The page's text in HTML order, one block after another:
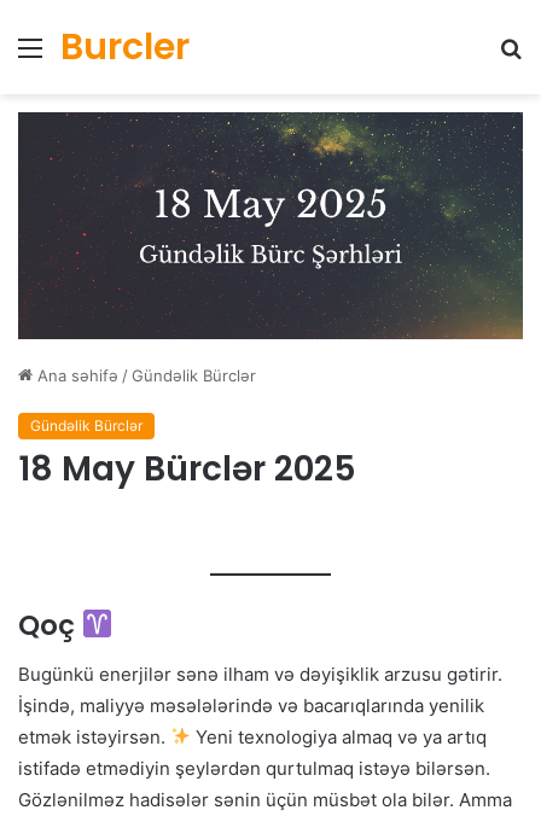
Menyu
Burcler
Ana səhifə /Gündəlik Bürclər
Gündəlik Bürclər
18 May Bürclər 2025
Qoç
Bugünkü enerjilər sənə ilham və dəyişiklik arzusu gətirir.
İşində, maliyyə məsələlərində və bacarıqlarında yenilik
etmək istəyirsən.
Yeni texnologiya almaq və ya artıq
istifadə etmədiyin şeylərdən qurtulmaq istəyə bilərsən.
Gözlənilməz hadisələr sənin üçün müsbət ola bilər. Amma